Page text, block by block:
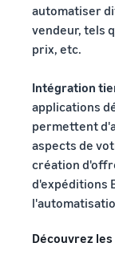
automatiser
vendeur, tels
prix, etc.
Intégration
applications
permettent
aspects de
création
d'expéditions
Découvrez